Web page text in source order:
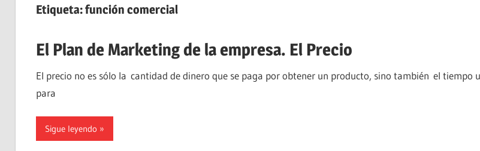
Etiqueta:función comercial
El Plan de Marketing de la empresa. El Precio
El precio no es sólo la cantidad de dinero que se paga por obtener un producto, sino también el tiempo
para
Sigue leyendo